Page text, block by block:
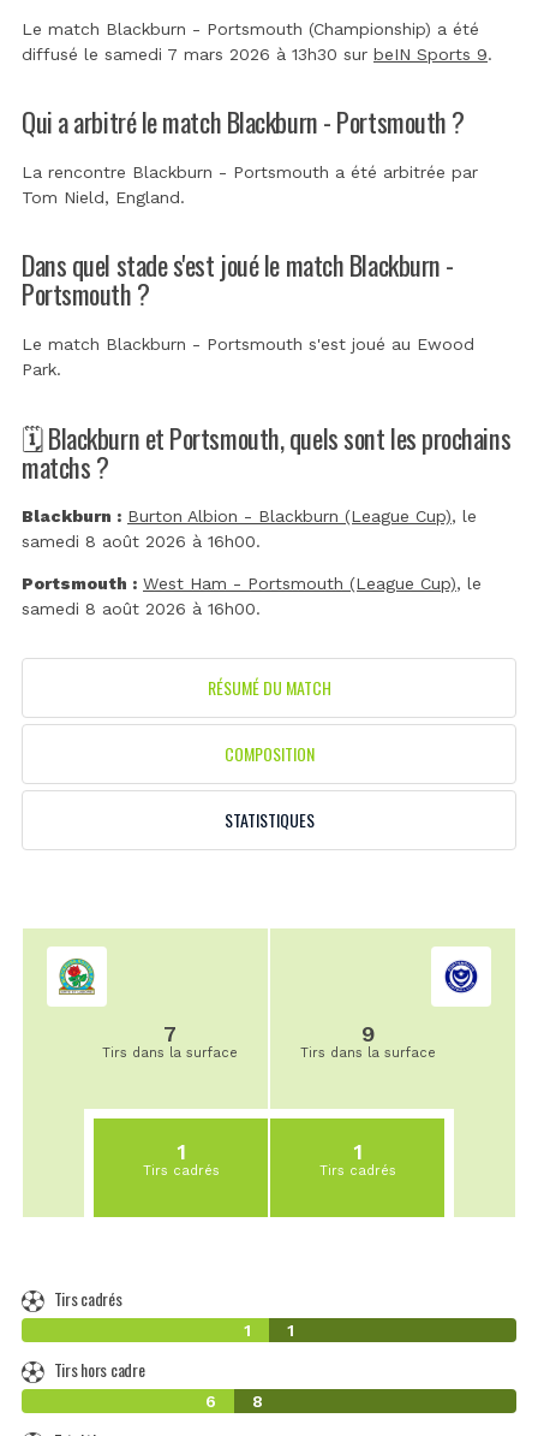
Le match Blackburn - Portsmouth (Championship) a été
diffusé le samedi 7 mars 2026 à 13h30 sur beIN Sports 9.
Qui a arbitré le match Blackburn - Portsmouth ?
La rencontre Blackburn - Portsmouth a été arbitrée par
Tom Nield, England.
Dans quel stade s'est joué le match Blackburn -
Portsmouth ?
Le match Blackburn - Portsmouth s'est joué au Ewood
Park.
🗓️ Blackburn et Portsmouth, quels sont les prochains
matchs ?
Blackburn : Burton Albion - Blackburn (League Cup), le
samedi 8 août 2026 à 16h00.
Portsmouth : West Ham - Portsmouth (League Cup), le
samedi 8 août 2026 à 16h00.
RÉSUMÉ DU MATCH
COMPOSITION
STATISTIQUES
7
Tirs dans la surface
1
Tirs cadrés
9
Tirs dans la surface
1
Tirs cadrés
Tirs cadrés
1 1
Tirs hors cadre
6 8